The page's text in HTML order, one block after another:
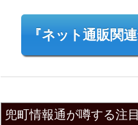
『ネット通販関
兜町情報通が噂する注